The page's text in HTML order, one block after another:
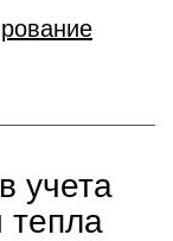
учета
тепла